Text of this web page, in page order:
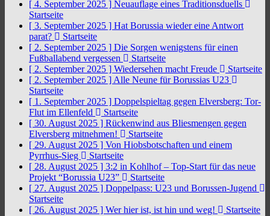
[ 4. September 2025 ] Neuauflage eines Traditionsduells
Startseite
[ 3. September 2025 ] Hat Borussia wieder eine Antwort
parat?
Startseite
[ 2. September 2025 ] Die Sorgen wenigstens für einen
Fußballabend vergessen
Startseite
[ 2. September 2025 ] Wiedersehen macht Freude
Startseite
[ 2. September 2025 ] Alle Neune für Borussias U23
Startseite
[ 1. September 2025 ] Doppelspieltag gegen Elversberg: Tor-
Flut im Ellenfeld
Startseite
[ 30. August 2025 ] Rückenwind aus Bliesmengen gegen
Elversberg mitnehmen!
Startseite
[ 29. August 2025 ] Von Hiobsbotschaften und einem
Pyrrhus-Sieg
Startseite
[ 28. August 2025 ] 3:2 in Kohlhof – Top-Start für das neue
Projekt “Borussia U23”
Startseite
[ 27. August 2025 ] Doppelpass: U23 und Borussen-Jugend
Startseite
[ 26. August 2025 ] Wer hier ist, ist hin und weg!
Startseite